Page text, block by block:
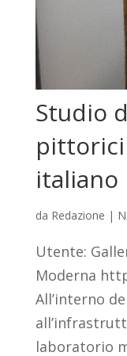
Studio
italiano
da Redazione |
Utente:
Moderna
All’interno
laboratorio